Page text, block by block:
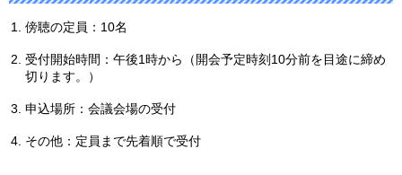
傍聴の定員：10名
受付開始時間：午後1時から（開会予定時刻10分前を目途に締め
切ります。）
申込場所：会議会場の受付
その他：定員まで先着順で受付